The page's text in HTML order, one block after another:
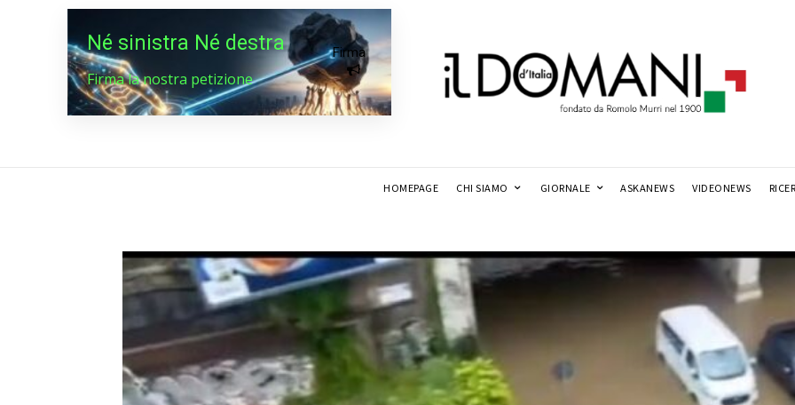
Né sinistra Né destra
Firma la nostra petizione
Firma
HOMEPAGE CHI SIAMO GIORNALE ASKANEWS VIDEONEWS